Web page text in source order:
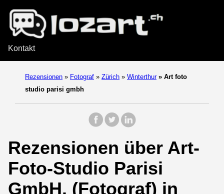
Kontakt
Rezensionen » Fotograf » Zürich » Winterthur » Art foto
studio parisi gmbh
Rezensionen über Art-
Foto-Studio Parisi
GmbH. (Fotograf) in